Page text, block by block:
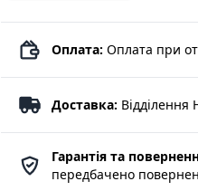
Оплата: Оплата при
Доставка:
Гарантія та
передбачено